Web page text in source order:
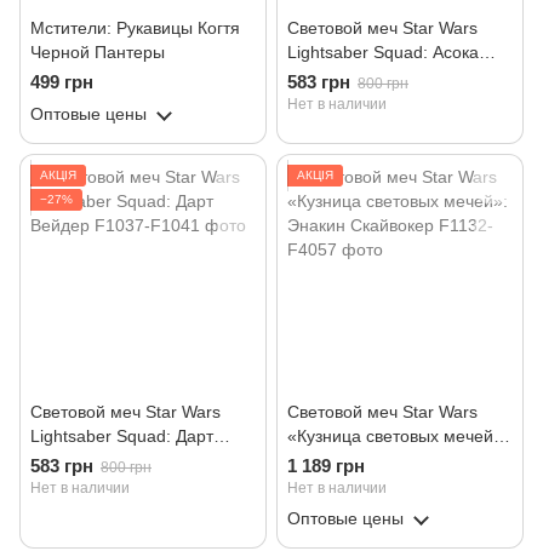
Мстители: Рукавицы Когтя
Черной Пантеры
499 грн
Оптовые цены
Световой меч Star Wars
Lightsaber Squad: Асока
Тано
583 грн 800 грн
Нет в наличии
АКЦІЯ
−27%
Световой меч Star Wars
Lightsaber Squad: Дарт
Вейдер
583 грн 800 грн
Нет в наличии
АКЦІЯ
Световой меч Star Wars
«Кузница световых мечей»:
Энакин Скайвокер
1 189 грн
Нет в наличии
Оптовые цены